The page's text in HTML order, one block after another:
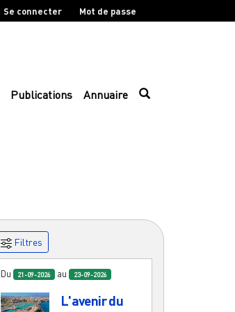
Se connecter Mot de passe
Publications Annuaire
Filtres
Du 21-09-2026 au 23-09-2026
L'avenir du